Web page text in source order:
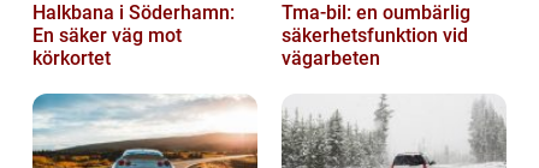
Halkbana i Söderhamn:
En säker väg mot
körkortet
Tma-bil: en oumbärlig
säkerhetsfunktion vid
vägarbeten